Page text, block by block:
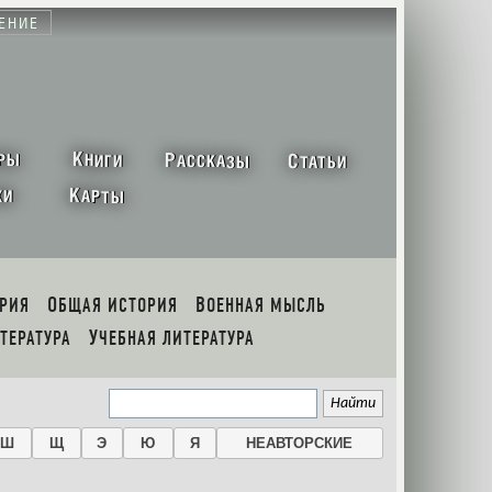
КНИГИ РАССКАЗЫ СТАТЬИ
КАРТЫ
ОБЩАЯ ИСТОРИЯ
ВОЕННАЯ МЫСЛЬ
УЧЕБНАЯ ЛИТЕРАТУРА
Ш Щ Э Ю Я НЕАВТОРСКИЕ